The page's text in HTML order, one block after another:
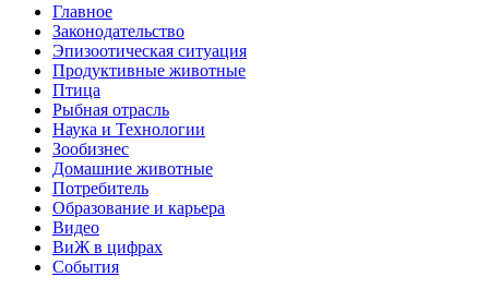
Главное
Законодательство
Эпизоотическая ситуация
Продуктивные животные
Птица
Рыбная отрасль
Наука и Технологии
Зообизнес
Домашние животные
Потребитель
Образование и карьера
Видео
ВиЖ в цифрах
События